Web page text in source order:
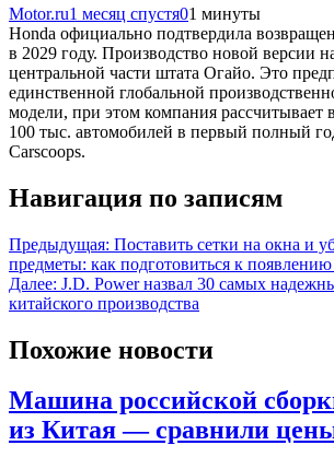
Motor.ru1 месяц спустя01 минуты
Honda официально подтвердила
в 2029 году. Производство новой версии
центральной части штата Огайо. Это
единственной глобальной
модели, при этом компания рассчитывает
100 тыс. автомобилей в первый полный
Carscoops.
Навигация по записям
Предыдущая: Поставить сетки на окна и
предметы: как подготовиться к
Далее: J.D. Power назвал 30 самых
китайского производства
Похожие новости
Машина российской
из Китая — сравнили